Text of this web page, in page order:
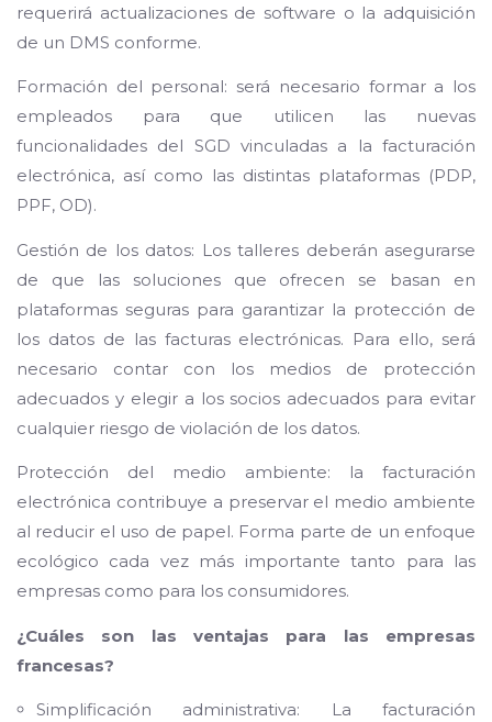
requerirá actualizaciones de software o la adquisición
de un DMS conforme.
Formación del personal: será necesario formar a los
empleados para que utilicen las nuevas
funcionalidades del SGD vinculadas a la facturación
electrónica, así como las distintas plataformas (PDP,
PPF, OD).
Gestión de los datos: Los talleres deberán asegurarse
de que las soluciones que ofrecen se basan en
plataformas seguras para garantizar la protección de
los datos de las facturas electrónicas. Para ello, será
necesario contar con los medios de protección
adecuados y elegir a los socios adecuados para evitar
cualquier riesgo de violación de los datos.
Protección del medio ambiente: la facturación
electrónica contribuye a preservar el medio ambiente
al reducir el uso de papel. Forma parte de un enfoque
ecológico cada vez más importante tanto para las
empresas como para los consumidores.
¿Cuáles son las ventajas para las empresas
francesas?
Simplificación administrativa: La facturación